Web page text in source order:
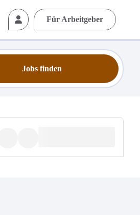
Für Arbeitgeber
Jobs finden